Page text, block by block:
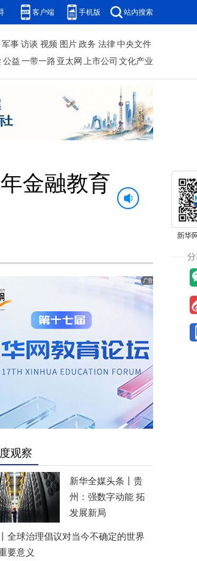
客户端 手机版 站内搜索
军事 访谈 视频 图片 政务 法律 中央文件
公益 一带一路 亚太网 上市公司 文化产业
金融教育
观察
新华全媒头条丨 贵
州：强数字动能 拓
发展新局
全球治理倡议对当今不确定的世界
要意义